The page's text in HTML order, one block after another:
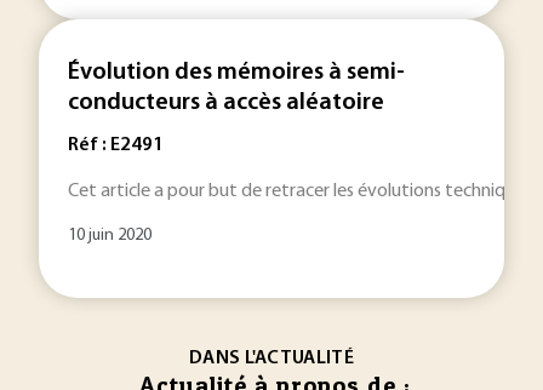
Évolution des mémoires à semi-
conducteurs à accès aléatoire
Réf : E2491
Cet article a pour but de retracer les évolutions techniques
10 juin 2020
DANS L'ACTUALITÉ